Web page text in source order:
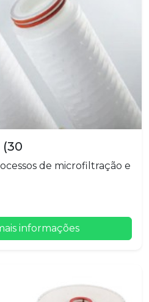
de microfiltração e
informações